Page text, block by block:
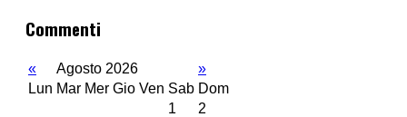
Commenti
« Agosto 2026
»
Lun Mar Mer Gio Ven Sab Dom
1
2